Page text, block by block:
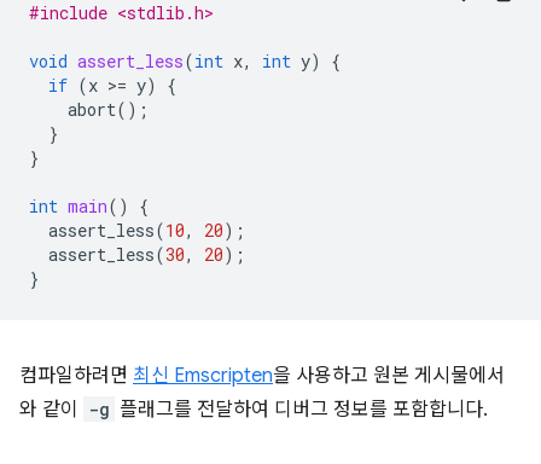
#include <stdlib.h>
void assert_less(int x, int y)
{
if (x >= y)
{
abort();
}
}
int main()
{
assert_less(10, 20);
assert_less(30, 20);
}
컴파일하려면 최신 Emscripten을 사용하고 원본 게시물에서
와 같이
-g 플래그를 전달하여 디버그 정보를 포함합니다.